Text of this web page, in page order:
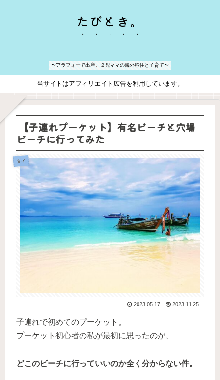
たびとき。
〜アラフォーで出産。２児ママの海外移住と子育て〜
当サイトはアフィリエイト広告を利用しています。
【子連れプーケット】有名ビーチと穴場
ビーチに行ってみた
タイ
2023.05.17 2023.11.25
子連れで初めてのプーケット。
プーケット初心者の私が最初に思ったのが、
どこのビーチに行っていいのか全く分からない件。